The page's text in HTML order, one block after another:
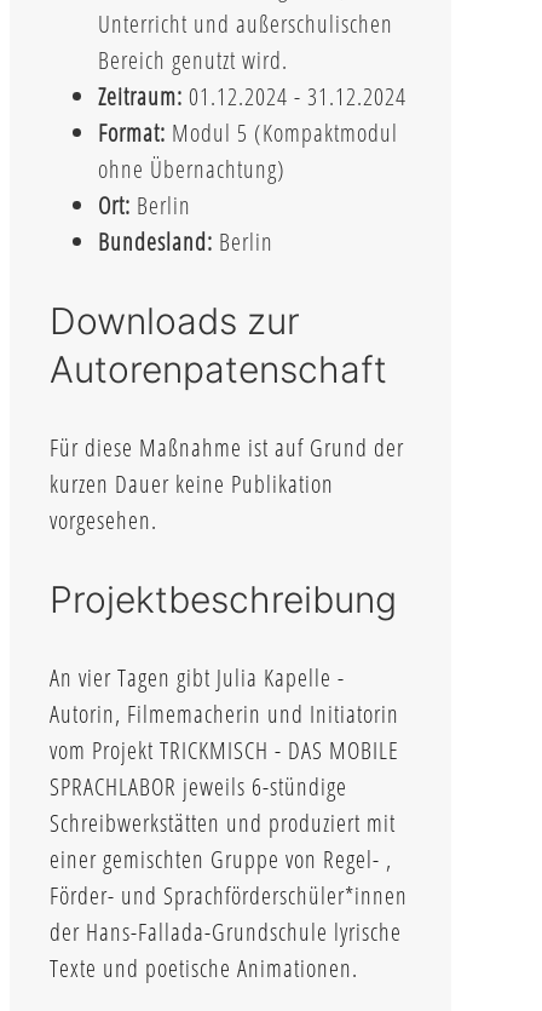
Unterricht und außerschulischen
Bereich genutzt wird.
Zeitraum: 01.12.2024 - 31.12.2024
Format: Modul 5 (Kompaktmodul
ohne Übernachtung)
Ort: Berlin
Bundesland: Berlin
Downloads zur
Autorenpatenschaft
Für diese Maßnahme ist auf Grund der
kurzen Dauer keine Publikation
vorgesehen.
Projektbeschreibung
An vier Tagen gibt Julia Kapelle -
Autorin, Filmemacherin und Initiatorin
vom Projekt TRICKMISCH - DAS MOBILE
SPRACHLABOR jeweils 6-stündige
Schreibwerkstätten und produziert mit
einer gemischten Gruppe von Regel- ,
Förder- und Sprachförderschüler*innen
der Hans-Fallada-Grundschule lyrische
Texte und poetische Animationen.